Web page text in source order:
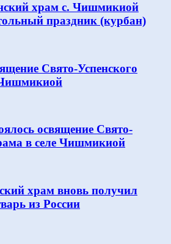
храм с. Чишмикиой
праздник (курбан)
Свято-Успенского
освящение Свято-
в селе Чишмикиой
храм вновь получил
из России